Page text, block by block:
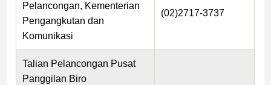
Pelancongan, Kementerian
Pengangkutan dan
Komunikasi
(02)2717-3737
Talian Pelancongan Pusat
Panggilan Biro